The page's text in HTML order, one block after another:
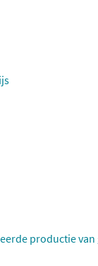
productie